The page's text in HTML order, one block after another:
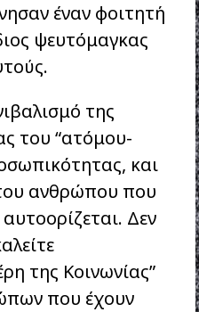
έναν φοιτητή
ψευτόμαγκας
της
του “ατόμου-
και
ανθρώπου που
Δεν
της Κοινωνίας”
που έχουν